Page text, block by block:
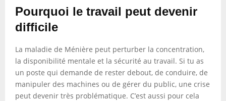
Pourquoi le travail peut devenir
difficile
La maladie de Ménière peut perturber la concentration,
la disponibilité mentale et la sécurité au travail. Si tu as
un poste qui demande de rester debout, de conduire, de
manipuler des machines ou de gérer du public, une crise
peut devenir très problématique. C’est aussi pour cela